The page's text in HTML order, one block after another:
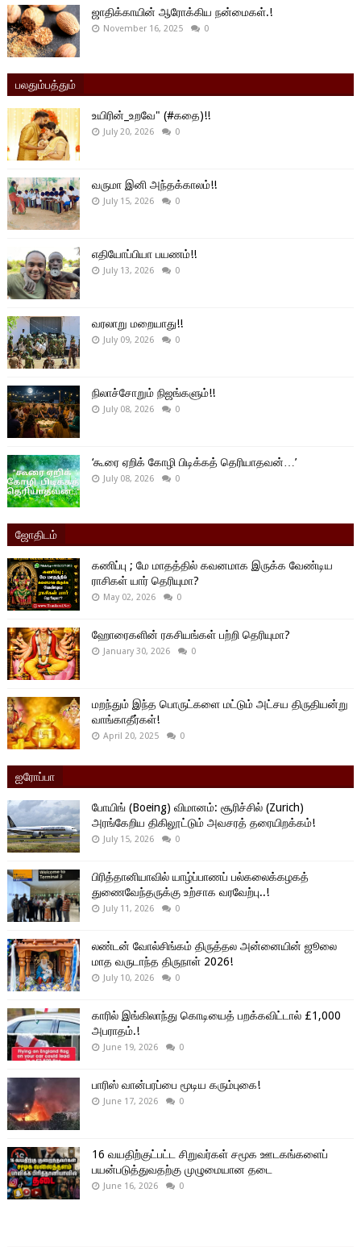
ஜாதிக்காயின் ஆரோக்கிய நன்மைகள்.!
November 16, 2025 0
பலதும்பத்தும்
உயிரின்_உறவே" (#கதை)!!
July 20, 2026 0
வருமா இனி அந்தக்காலம்!!
July 15, 2026 0
எதியோப்பியா பயணம்!!
July 13, 2026 0
வரலாறு மறையாது!!
July 09, 2026 0
நிலாச்சோறும் நிஜங்களும்!!
July 08, 2026 0
‘கூரை ஏறிக் கோழி பிடிக்கத் தெரியாதவன்…’
July 08, 2026 0
ஜோதிடம்
கணிப்பு ; மே மாதத்தில் கவனமாக இருக்க வேண்டிய
ராசிகள் யார் தெரியுமா?
May 02, 2026 0
ஹோரைகளின் ரகசியங்கள் பற்றி தெரியுமா?
January 30, 2026 0
மறந்தும் இந்த பொருட்களை மட்டும் அட்சய திருதியன்று
வாங்காதீர்கள்!
April 20, 2025 0
ஐரோப்பா
போயிங் (Boeing) விமானம்: சூரிச்சில் (Zurich)
அரங்கேறிய திகிலூட்டும் அவசரத் தரையிறக்கம்!
July 15, 2026 0
பிரித்தானியாவில் யாழ்ப்பாணப் பல்கலைக்கழகத்
துணைவேந்தருக்கு உற்சாக வரவேற்பு..!
July 11, 2026 0
லண்டன் வோல்சிங்கம் திருத்தல அன்னையின் ஜூலை
மாத வருடாந்த திருநாள் 2026!
July 10, 2026 0
காரில் இங்கிலாந்து கொடியைத் பறக்கவிட்டால் £1,000
அபராதம்.!
June 19, 2026 0
பாரிஸ் வான்பரப்பை மூடிய கரும்புகை!
June 17, 2026 0
16 வயதிற்குட்பட்ட சிறுவர்கள் சமூக ஊடகங்களைப்
பயன்படுத்துவதற்கு முழுமையான தடை
June 16, 2026 0